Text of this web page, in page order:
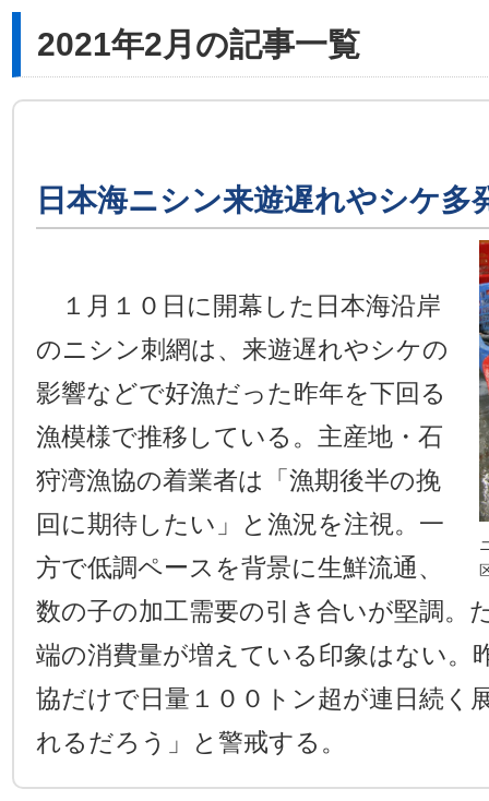
2021年2月の記事一覧
日本海ニシン来遊遅れやシケ多
１月１０日に開幕した日本海沿岸
のニシン刺網は、来遊遅れやシケの
影響などで好漁だった昨年を下回る
漁模様で推移している。主産地・石
狩湾漁協の着業者は「漁期後半の挽
回に期待したい」と漁況を注視。一
方で低調ペースを背景に生鮮流通、
数の子の加工需要の引き合いが堅調。
端の消費量が増えている印象はない。
協だけで日量１００トン超が連日続く
れるだろう」と警戒する。